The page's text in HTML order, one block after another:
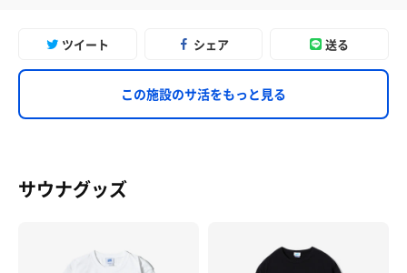
ツイート シェア 送る
この施設のサ活をもっと見る
サウナグッズ